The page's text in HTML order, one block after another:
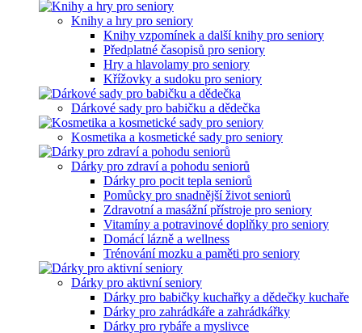
Knihy a hry pro seniory
Knihy vzpomínek a další knihy pro seniory
Předplatné časopisů pro seniory
Hry a hlavolamy pro seniory
Křížovky a sudoku pro seniory
Dárkové sady pro babičku a dědečka
Kosmetika a kosmetické sady pro seniory
Dárky pro zdraví a pohodu seniorů
Dárky pro pocit tepla seniorů
Pomůcky pro snadnější život seniorů
Zdravotní a masážní přístroje pro seniory
Vitamíny a potravinové doplňky pro seniory
Domácí lázně a wellness
Trénování mozku a paměti pro seniory
Dárky pro aktivní seniory
Dárky pro babičky kuchařky a dědečky kuchaře
Dárky pro zahrádkáře a zahrádkářky
Dárky pro rybáře a myslivce